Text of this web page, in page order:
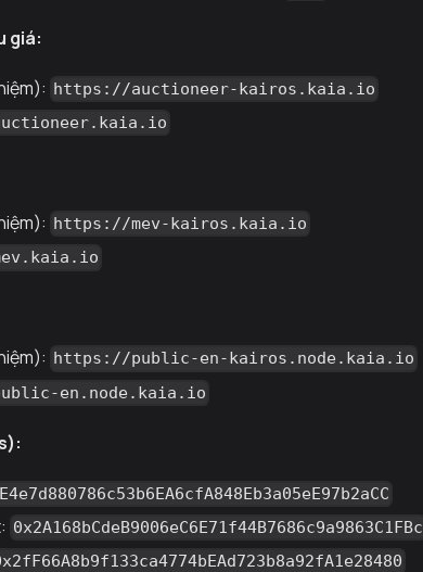
giá:
https://auctioneer-kairos.kaia.io
https://mev-kairos.kaia.io
https://public-en-kairos.node.kaia.io
en.node.kaia.io
0x2A168bCdeB9006eC6E71f44B7686c9a9863C1FBc